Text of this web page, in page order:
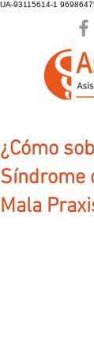
UA-93115614-1
¿Cómo
Síndrome
Mala